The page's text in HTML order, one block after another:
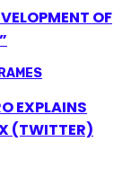
OF
EXPLAINS
(TWITTER)